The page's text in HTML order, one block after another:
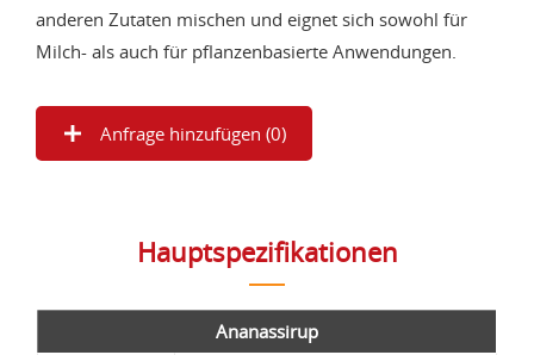
anderen Zutaten mischen und eignet sich sowohl für
Milch- als auch für pflanzenbasierte Anwendungen.
Anfrage hinzufügen (0)
Hauptspezifikationen
Ananassirup